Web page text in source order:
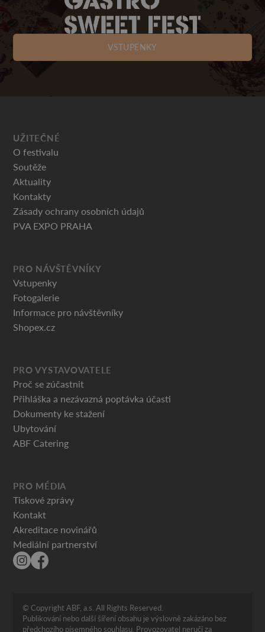
VSTUPENKY
UŽITEČNÉ
O festivalu
Soutěže
Aktuality
Kontakty
Zásady ochrany osobních údajů
PVA EXPO PRAHA
PRO NÁVŠTĚVNÍKY
Vstupenky
Fotogalerie
Informace pro návštěvníky
Shopex.cz
PRO VYSTAVOVATELE
Proč se zúčastnit
Přihláška a nezávazná poptávka účasti
Dokumenty ke stažení
Ubytování
ABF Catering
PRO MÉDIA
Tiskové zprávy
Kontakt
Akreditace novinářů
Mediální partnerství
© Copyright ABF, a.s. All Rights Reserved.
Publikování nebo další šíření obsahu je výslovně zakázáno bez
předchozího písemného souhlasu. Provozovatel neručí za